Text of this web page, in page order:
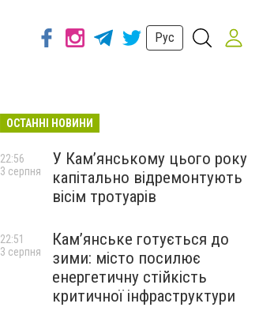
Рус
ОСТАННІ НОВИНИ
У Кам’янському цього року
капітально відремонтують
вісім тротуарів
22:56
3 серпня
Кам’янське готується до
зими: місто посилює
енергетичну стійкість
критичної інфраструктури
22:51
3 серпня